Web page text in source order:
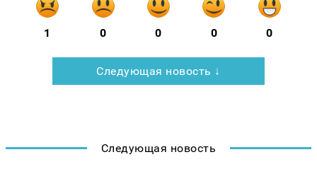
1 0 0 0 0
Следующая новость ↓
Следующая новость